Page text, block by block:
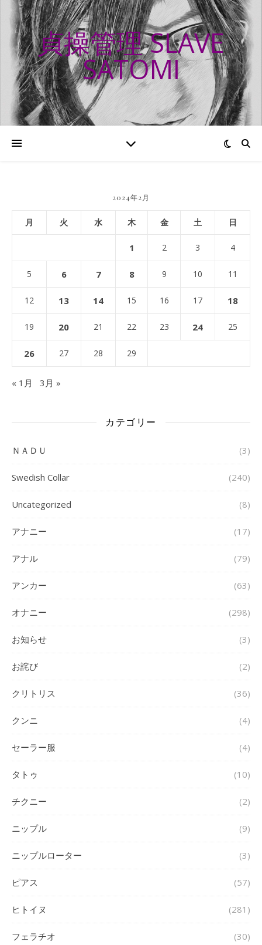
貞操管理 SLAVE
SATOMI
2024年2月
月 火 水 木 金 土 日
1 2 3 4
5 6 7 8 9 10 11
12 13 14 15 16 17 18
19 20 21 22 23 24 25
26 27 28 29
« 1月 3月 »
カテゴリー
ＮＡＤＵ (3)
Swedish Collar (240)
Uncategorized (8)
アナニー (17)
アナル (79)
アンカー (63)
オナニー (298)
お知らせ (3)
お詫び (2)
クリトリス (36)
クンニ (4)
セーラー服 (4)
タトゥ (10)
チクニー (2)
ニップル (9)
ニップルローター (3)
ピアス (57)
ヒトイヌ (281)
フェラチオ (30)